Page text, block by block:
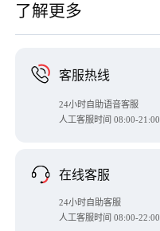
了解更多
客服热线
24小时自助语音客服
人工客服时间 08:00-21:00
在线客服
24小时自助客服
人工客服时间 08:00-22:00